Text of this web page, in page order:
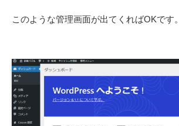
このような管理画面が出てくればOKです。